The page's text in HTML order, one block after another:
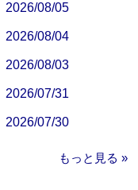
08/05
08/04
08/03
07/31
07/30
もっと見る »